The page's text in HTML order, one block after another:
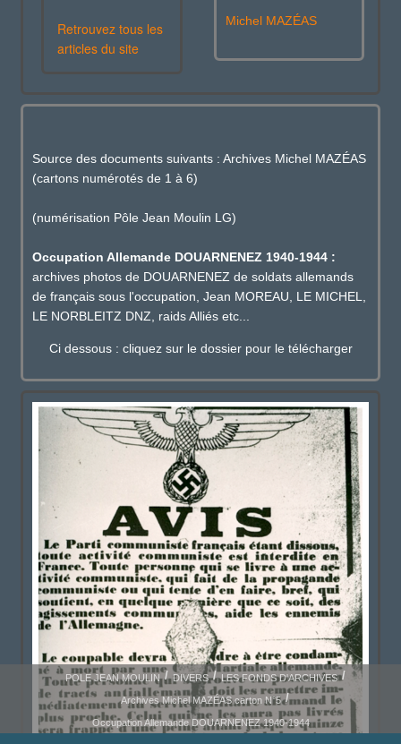
Retrouvez tous les
articles du site
Michel MAZÉAS
Source des documents suivants : Archives Michel MAZÉAS
(cartons numérotés de 1 à 6)
(numérisation Pôle Jean Moulin LG)
Occupation Allemande DOUARNENEZ 1940-1944 :
archives photos de DOUARNENEZ de soldats allemands
de français sous l'occupation, Jean MOREAU, LE MICHEL,
LE NORBLEITZ DNZ, raids Alliés etc...
Ci dessous : cliquez sur le dossier pour le télécharger
POLE JEAN MOULIN DIVERS LES FONDS D'ARCHIVES
Archives Michel MAZÉAS carton N°5
Occupation Allemande DOUARNENEZ 1940-1944